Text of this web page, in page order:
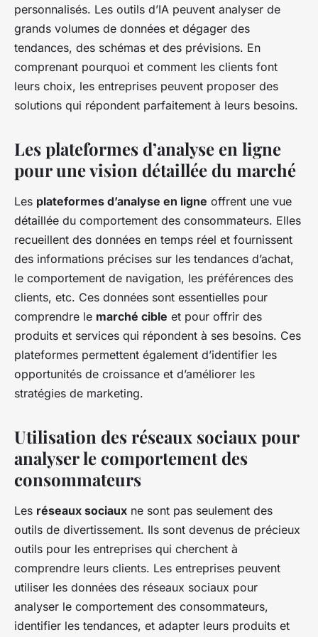
personnalisés. Les outils d’IA peuvent analyser de
grands volumes de données et dégager des
tendances, des schémas et des prévisions. En
comprenant pourquoi et comment les clients font
leurs choix, les entreprises peuvent proposer des
solutions qui répondent parfaitement à leurs besoins.
Les plateformes d’analyse en ligne
pour une vision détaillée du marché
Les plateformes d’analyse en ligne offrent une vue
détaillée du comportement des consommateurs. Elles
recueillent des données en temps réel et fournissent
des informations précises sur les tendances d’achat,
le comportement de navigation, les préférences des
clients, etc. Ces données sont essentielles pour
comprendre le marché cible et pour offrir des
produits et services qui répondent à ses besoins. Ces
plateformes permettent également d’identifier les
opportunités de croissance et d’améliorer les
stratégies de marketing.
Utilisation des réseaux sociaux pour
analyser le comportement des
consommateurs
Les réseaux sociaux ne sont pas seulement des
outils de divertissement. Ils sont devenus de précieux
outils pour les entreprises qui cherchent à
comprendre leurs clients. Les entreprises peuvent
utiliser les données des réseaux sociaux pour
analyser le comportement des consommateurs,
identifier les tendances, et adapter leurs produits et